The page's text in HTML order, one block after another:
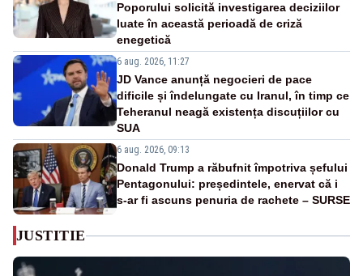
Poporului solicită investigarea deciziilor
luate în această perioadă de criză
enegetică
6 aug. 2026, 11:27
JD Vance anunță negocieri de pace
dificile și îndelungate cu Iranul, în timp ce
Teheranul neagă existența discuțiilor cu
SUA
6 aug. 2026, 09:13
Donald Trump a răbufnit împotriva șefului
Pentagonului: președintele, enervat că i
s-ar fi ascuns penuria de rachete – SURSE
JUSTITIE